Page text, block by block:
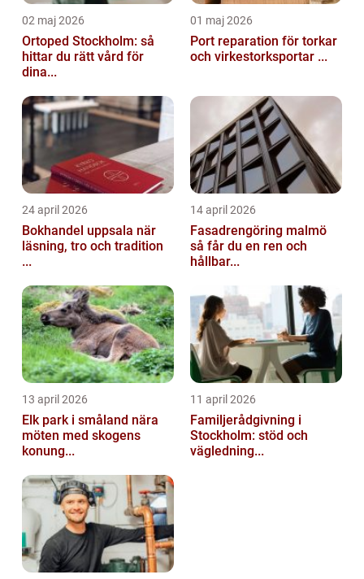
02 maj 2026
Ortoped Stockholm: så
hittar du rätt vård för
dina...
01 maj 2026
Port reparation för torkar
och virkestorksportar ...
24 april 2026
Bokhandel uppsala när
läsning, tro och tradition
...
14 april 2026
Fasadrengöring malmö
så får du en ren och
hållbar...
13 april 2026
Elk park i småland nära
möten med skogens
konung...
11 april 2026
Familjerådgivning i
Stockholm: stöd och
vägledning...